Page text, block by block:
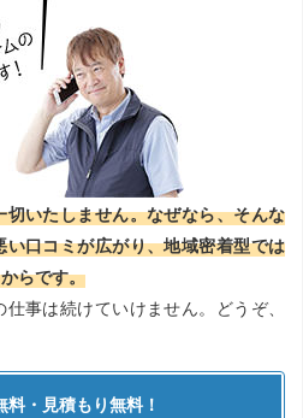
いたしません。なぜなら、そんな
口コミが広がり、地域密着型では
らです。
事は続けていけません。どうぞ、
・見積もり無料！